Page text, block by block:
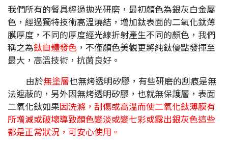
我們所有的餐具經過拋光研磨，最初顏色為銀灰白金屬
色，經過獨特技術高溫燒結，增加鈦表面的二氧化鈦薄
膜厚度，不同的厚度經光線折射產生不同的顏色，我們
稱之為鈦自體發色 ，不僅顏色美觀更將純鈦優點發揮至
最大，高溫技術，抗菌良好。
由於無塗層也無烤透明矽膠，有些研磨的刮痕是無
法遮蔽的，另外因無烤透明矽膠，也就無保護層，表面
二氧化鈦如果因洗滌，刮傷或高溫而使二氧化鈦薄膜有
所增減或破壞導致顏色變淡或變七彩或露出銀灰色這些
都是正常狀況，可安心使用。